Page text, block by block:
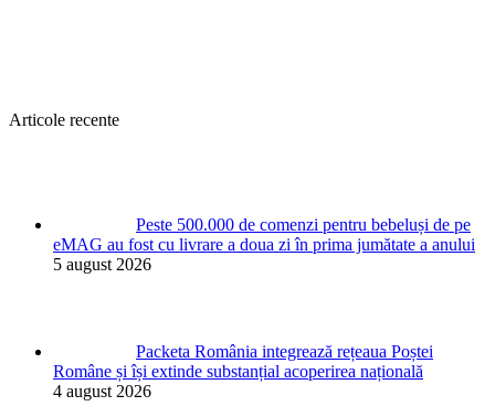
Articole recente
Peste 500.000 de comenzi pentru bebeluși de pe
eMAG au fost cu livrare a doua zi în prima jumătate a anului
5 august 2026
Packeta România integrează rețeaua Poștei
Române și își extinde substanțial acoperirea națională
4 august 2026